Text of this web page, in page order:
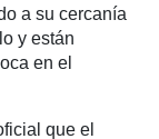
a su cercanía
y están
en el
que el